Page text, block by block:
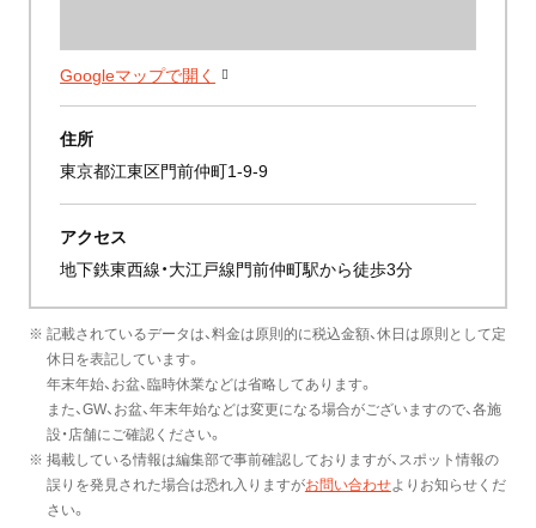
Googleマップで開く
住所
東京都江東区門前仲町1-9-9
アクセス
地下鉄東西線・大江戸線門前仲町駅から徒歩3分
※ 記載されているデータは、料金は原則的に税込金額、休日は原則として定
休日を表記しています。
年末年始、お盆、臨時休業などは省略してあります。
また、GW、お盆、年末年始などは変更になる場合がございますので、各施
設・店舗にご確認ください。
※ 掲載している情報は編集部で事前確認しておりますが、スポット情報の
誤りを発見された場合は恐れ入りますがお問い合わせよりお知らせくだ
さい。